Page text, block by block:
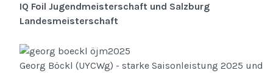
IQ Foil Jugendmeisterschaft und Salzburg
Landesmeisterschaft
Georg Böckl (UYCWg) - starke Saisonleistung 2025 und